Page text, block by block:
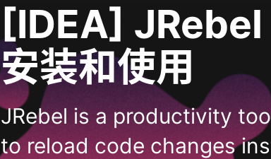
[IDEA]
安装和使用
JRebel is a productivity
to reload code changes